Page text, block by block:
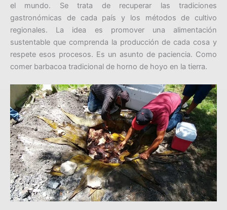
el mundo. Se trata de recuperar las tradiciones
gastronómicas de cada país y los métodos de cultivo
regionales. La idea es promover una alimentación
sustentable que comprenda la producción de cada cosa y
respete esos procesos. Es un asunto de paciencia. Como
comer barbacoa tradicional de horno de hoyo en la tierra.